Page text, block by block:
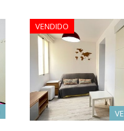
VENDIDO